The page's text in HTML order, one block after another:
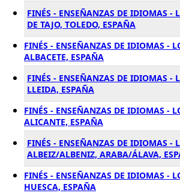
FINÉS - ENSEÑANZAS DE IDIOMAS -
DE TAJO, TOLEDO, ESPAÑA
FINÉS - ENSEÑANZAS DE IDIOMAS -
ALBACETE, ESPAÑA
FINÉS - ENSEÑANZAS DE IDIOMAS -
LLEIDA, ESPAÑA
FINÉS - ENSEÑANZAS DE IDIOMAS -
ALICANTE, ESPAÑA
FINÉS - ENSEÑANZAS DE IDIOMAS -
ALBEIZ/ALBENIZ, ARABA/ÁLAVA,
FINÉS - ENSEÑANZAS DE IDIOMAS -
HUESCA, ESPAÑA